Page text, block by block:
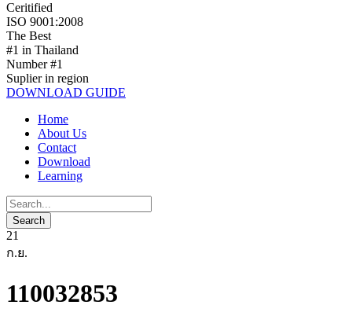
Ceritified
ISO 9001:2008
The Best
#1 in Thailand
Number #1
Suplier in region
DOWNLOAD GUIDE
Home
About Us
Contact
Download
Learning
21
ก.ย.
110032853